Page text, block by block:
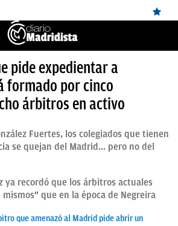
pide expedientar a
formado por cinco
árbitros en activo
Fuertes, los colegiados que tienen
se quejan del Madrid... pero no del
ya recordó que los árbitros actuales
que en la época de Negreira
que amenazó al Madrid pide abrir un
en Google Continuar